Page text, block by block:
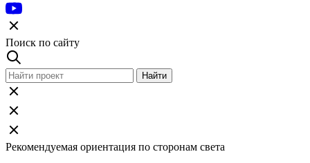
Поиск по сайту
Рекомендуемая ориентация по сторонам света